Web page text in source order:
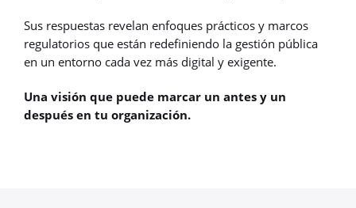
Sus respuestas revelan enfoques prácticos y marcos
regulatorios que están redefiniendo la gestión pública
en un entorno cada vez más digital y exigente.
Una visión que puede marcar un antes y un
después en tu organización.